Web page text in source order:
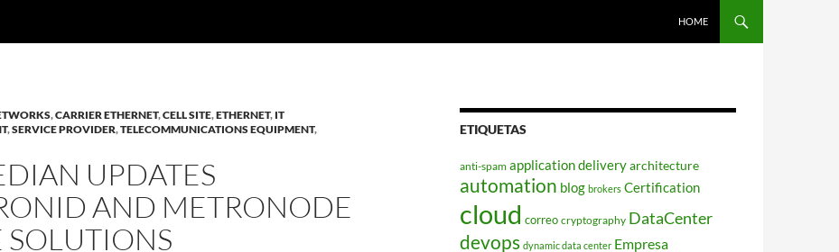
HOME
,CARRIER ETHERNET,CELL SITE,ETHERNET, IT
,SERVICE PROVIDER,TELECOMMUNICATIONS EQUIPMENT,
UPDATES
AND METRONODE
SOLUTIONS
ETIQUETAS
anti-spam application deliveryarchitecture
automation blog brokers Certification
cloud correo cryptography DataCenter
devops dynamic data center Empresa